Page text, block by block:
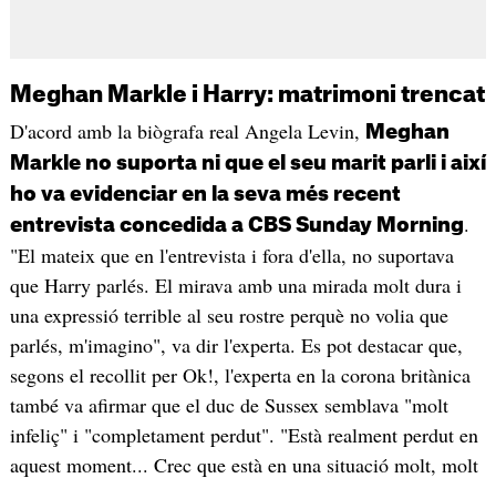
Meghan Markle i Harry: matrimoni trencat
D'acord amb la biògrafa real Angela Levin, Meghan
Markle no suporta ni que el seu marit parli i així
ho va evidenciar en la seva més recent
entrevista concedida a CBS Sunday Morning.
"El mateix que en l'entrevista i fora d'ella, no suportava
que Harry parlés. El mirava amb una mirada molt dura i
una expressió terrible al seu rostre perquè no volia que
parlés, m'imagino", va dir l'experta. Es pot destacar que,
segons el recollit per Ok!, l'experta en la corona britànica
també va afirmar que el duc de Sussex semblava "molt
infeliç" i "completament perdut". "Està realment perdut en
aquest moment... Crec que està en una situació molt, molt